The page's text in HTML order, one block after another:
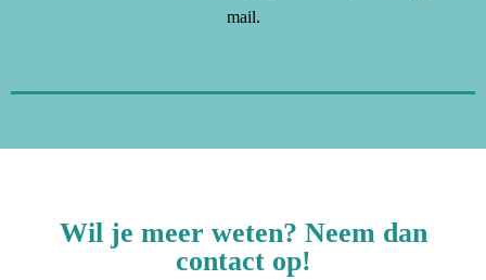
mail.
Wil je meer weten? Neem dan
contact op!